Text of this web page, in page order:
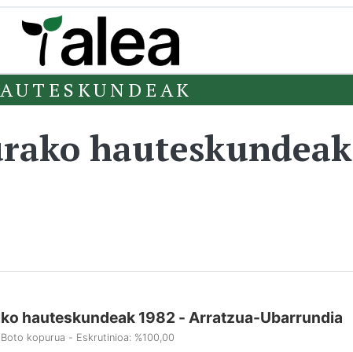
hauteskundeak
hauteskundeak 1982 - Arratzua-Ubarrundia
Boto kopurua - Eskrutinioa: %100,00